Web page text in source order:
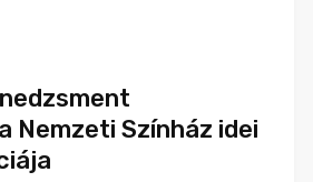
Nemzeti Színház idei